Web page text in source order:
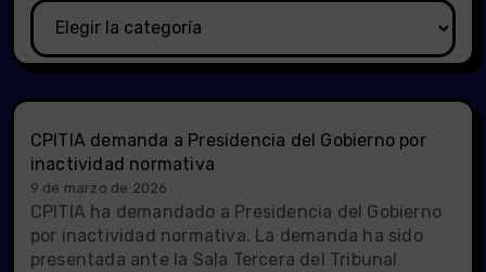
Categorías
CPITIA demanda a Presidencia del Gobierno por
inactividad normativa
9 de marzo de 2026
CPITIA ha demandado a Presidencia del Gobierno
por inactividad normativa. La demanda ha sido
presentada ante la Sala Tercera del Tribunal